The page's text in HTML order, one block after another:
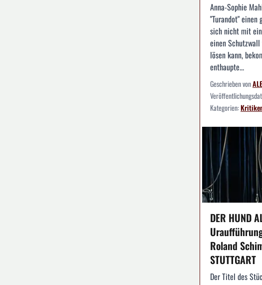
Anna-Sophie
"Turandot" einen
sich nicht mit
einen
lösen kann,
enthaupte...
Geschrieben von
Kategorien:
DER HUND
Roland
STUTTGART
Der Titel des